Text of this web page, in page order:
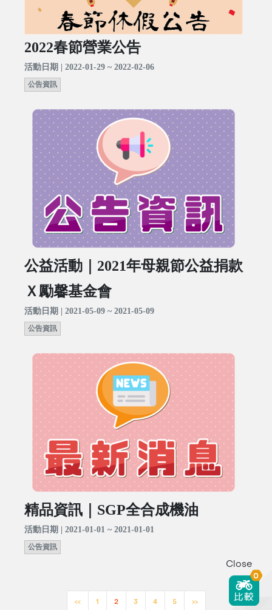
2022春節營業公告
活動日期 | 2022-01-29 ~ 2022-02-06
公告資訊
公益活動｜2021年母親節公益捐款
Ｘ勵馨基金會
活動日期 | 2021-05-09 ~ 2021-05-09
公告資訊
精品資訊｜SGP全合成機油
活動日期 | 2021-01-01 ~ 2021-01-01
公告資訊
<< 1 2 3 4 5 >>
Close
0